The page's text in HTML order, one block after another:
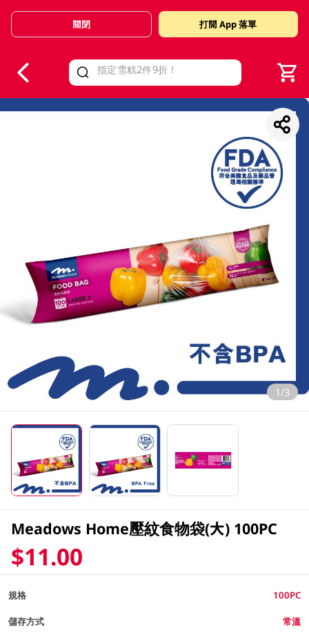
Valid Until 30 June 2026
關閉 打開 App 落單
1/3
Meadows Home壓紋食物袋(大) 100PC
$11.00
規格 100PC
儲存方式 常溫